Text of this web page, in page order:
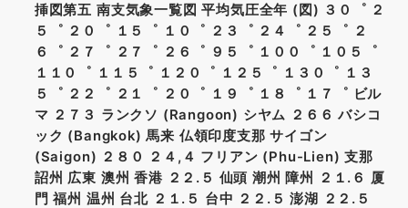
挿図第五 南支気象一覧図 平均気圧全年 (図) ３０゜ ２
５゜ ２０゜ １５゜ １０゜ ２３゜ ２４゜ ２５゜ ２
６゜ ２７゜ ２７゜ ２６゜ ９５゜ １００゜ １０５゜
１１０゜ １１５゜ １２０゜ １２５゜ １３０゜ １３
５゜ ２２゜ ２１゜ ２０゜ １９゜ １８゜ １７゜ ビル
マ ２７３ ランクソ (Rangoon) シヤム ２６６ バシコ
ック (Bangkok) 馬来 仏領印度支那 サイゴン
(Saigon) ２８０ ２４,４ フリアン (Phu-Lien) 支那
詔州 広東 澳州 香港 ２２.５ 仙頭 潮州 障州 ２１.６ 厦
門 福州 温州 台北 ２１.５ 台中 ２２.５ 澎湖 ２２.５